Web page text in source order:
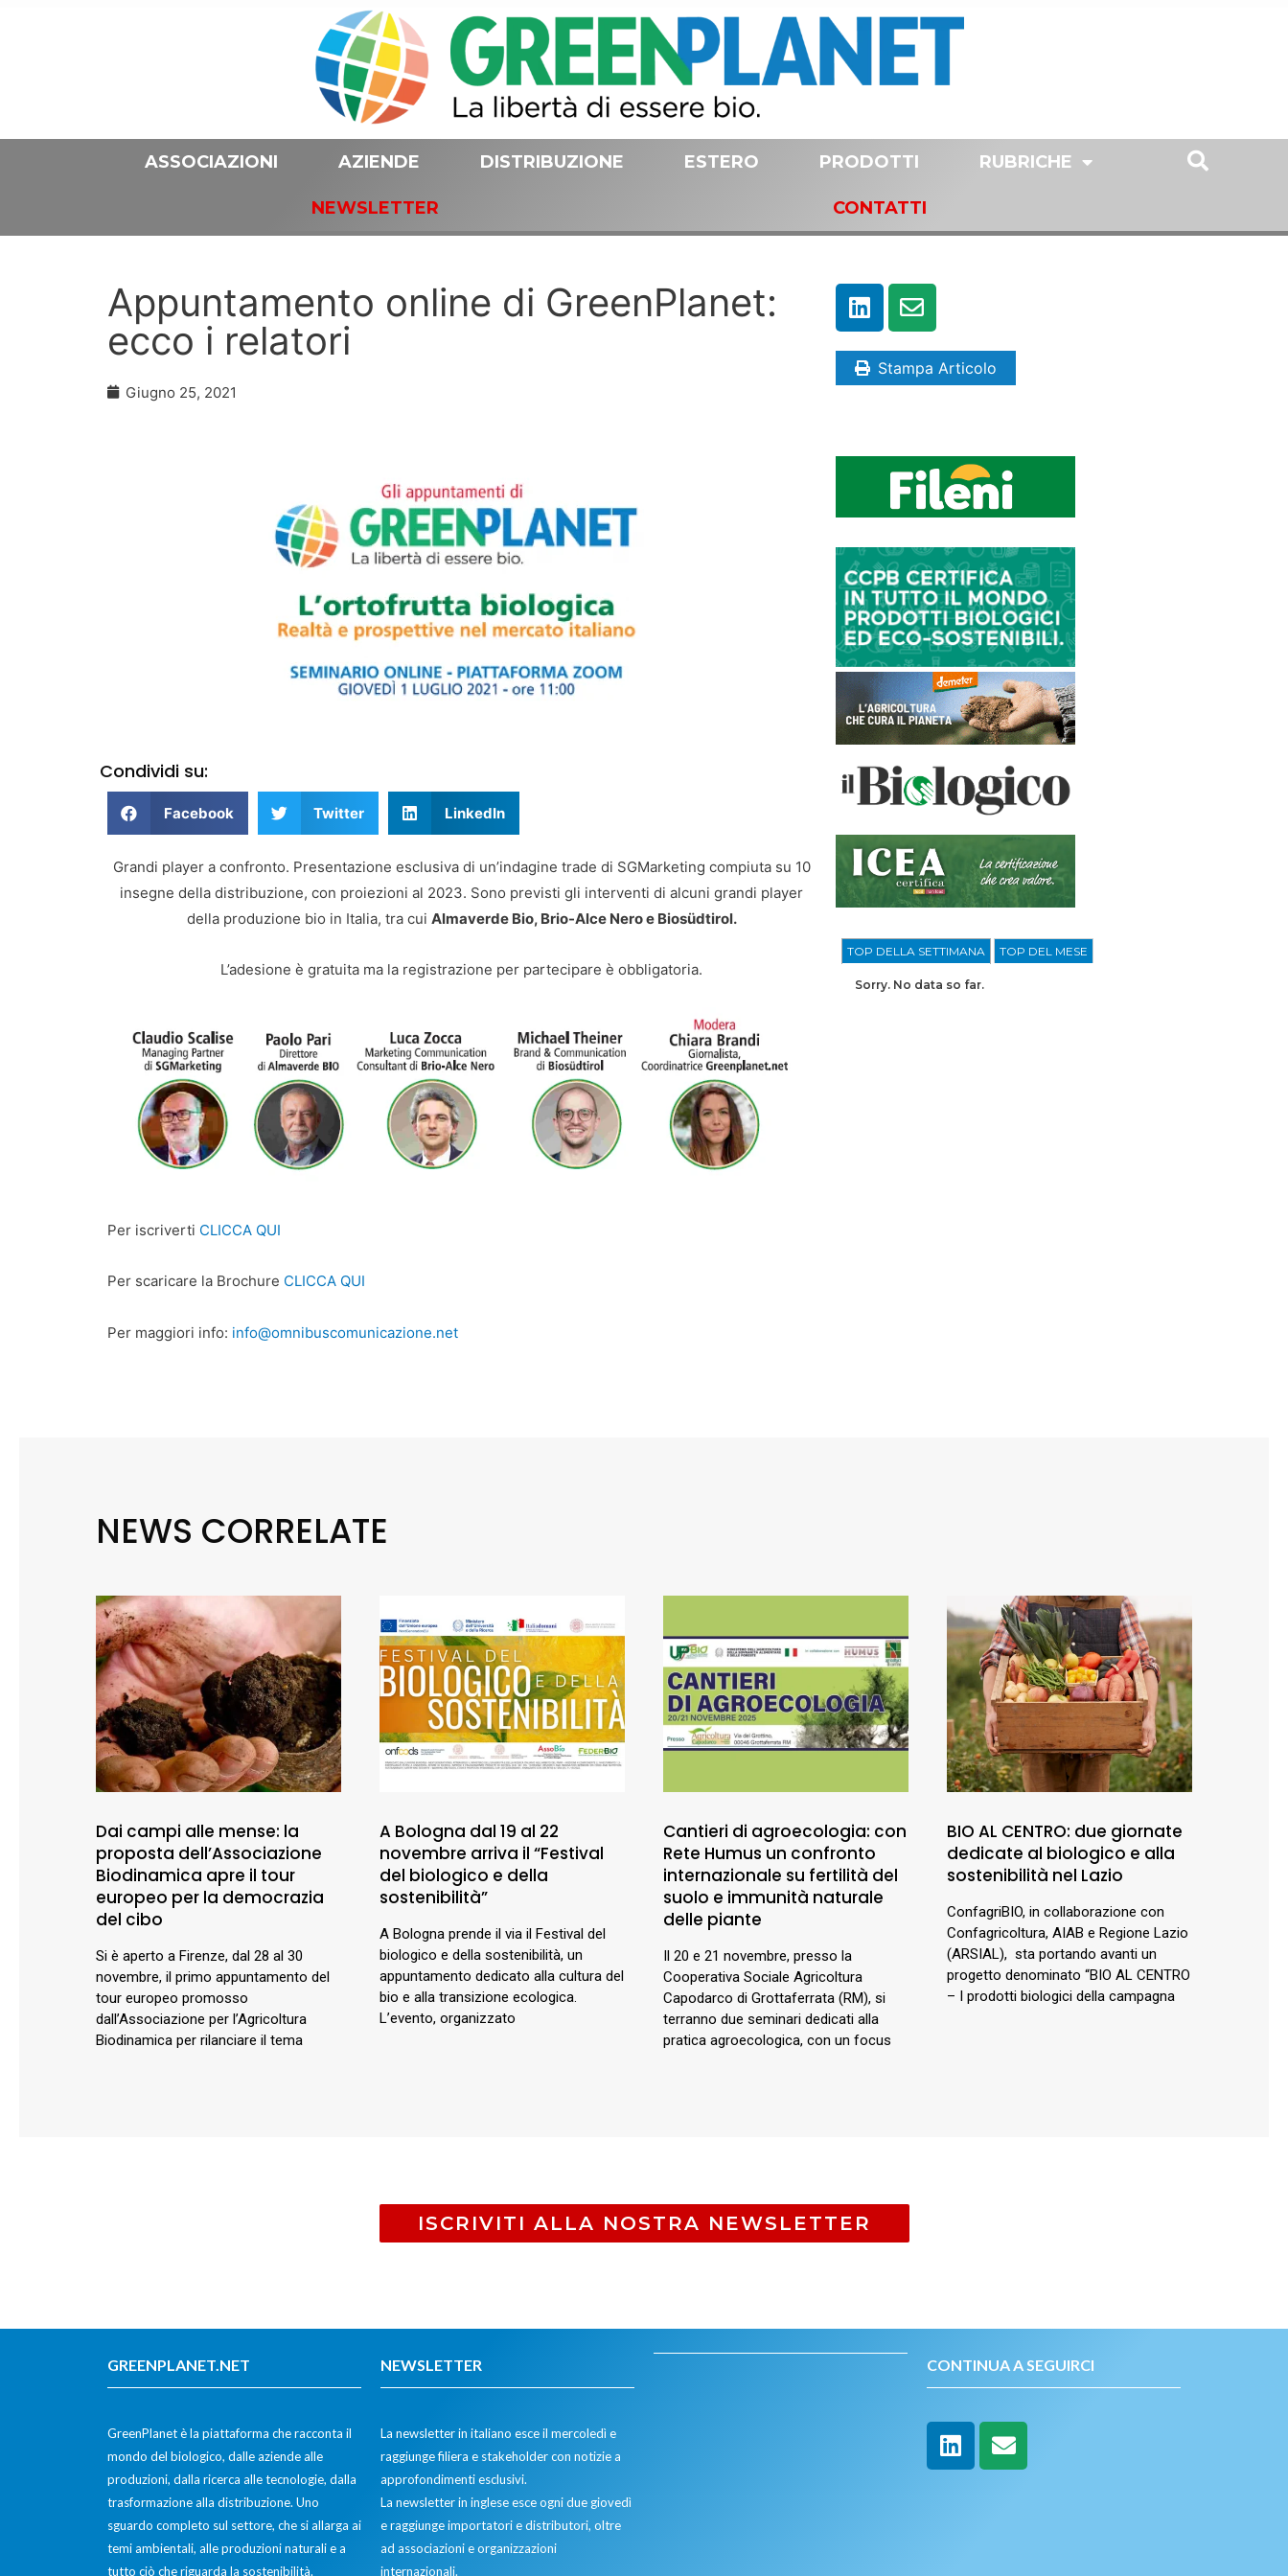
ASSOCIAZIONI AZIENDE DISTRIBUZIONE ESTERO PRODOTTI RUBRICHE
NEWSLETTER CONTATTI
Appuntamento online di GreenPlanet:
ecco i relatori
Giugno 25, 2021
Condividi su:
Facebook Twitter LinkedIn
Grandi player a confronto. Presentazione esclusiva di un’indagine trade di SGMarketing compiuta su 10
insegne della distribuzione, con proiezioni al 2023. Sono previsti gli interventi di alcuni grandi player
della produzione bio in Italia, tra cui Almaverde Bio, Brio-Alce Nero e Biosüdtirol.
L’adesione è gratuita ma la registrazione per partecipare è obbligatoria.
Per iscriverti CLICCA QUI
Per scaricare la Brochure CLICCA QUI
Per maggiori info: info@omnibuscomunicazione.net
Stampa Articolo
TOP DELLA SETTIMANA TOP DEL MESE
Sorry. No data so far.
NEWS CORRELATE
Dai campi alle mense: la
proposta dell’Associazione
Biodinamica apre il tour
europeo per la democrazia
del cibo
Si è aperto a Firenze, dal 28 al 30
novembre, il primo appuntamento del
tour europeo promosso
dall’Associazione per l’Agricoltura
Biodinamica per rilanciare il tema
A Bologna dal 19 al 22
novembre arriva il “Festival
del biologico e della
sostenibilità”
A Bologna prende il via il Festival del
biologico e della sostenibilità, un
appuntamento dedicato alla cultura del
bio e alla transizione ecologica.
L’evento, organizzato
Cantieri di agroecologia: con
Rete Humus un confronto
internazionale su fertilità del
suolo e immunità naturale
delle piante
Il 20 e 21 novembre, presso la
Cooperativa Sociale Agricoltura
Capodarco di Grottaferrata (RM), si
terranno due seminari dedicati alla
pratica agroecologica, con un focus
BIO AL CENTRO: due giornate
dedicate al biologico e alla
sostenibilità nel Lazio
ConfagriBIO, in collaborazione con
Confagricoltura, AIAB e Regione Lazio
(ARSIAL), sta portando avanti un
progetto denominato “BIO AL CENTRO
– I prodotti biologici della campagna
ISCRIVITI ALLA NOSTRA NEWSLETTER
GREENPLANET.NET
GreenPlanet è la piattaforma che racconta il
mondo del biologico, dalle aziende alle
produzioni, dalla ricerca alle tecnologie, dalla
trasformazione alla distribuzione. Uno
sguardo completo sul settore, che si allarga ai
temi ambientali, alle produzioni naturali e a
tutto ciò che riguarda la sostenibilità.
NEWSLETTER
La newsletter in italiano esce il mercoledì e
raggiunge filiera e stakeholder con notizie a
approfondimenti esclusivi.
La newsletter in inglese esce ogni due giovedì
e raggiunge importatori e distributori, oltre
ad associazioni e organizzazioni
internazionali.
CONTINUA A SEGUIRCI